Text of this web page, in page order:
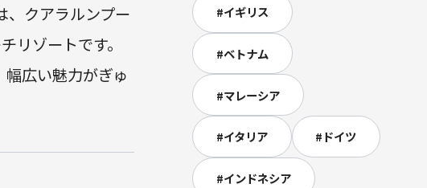
、クアラルンプー
リゾートです。
広い魅力がぎゅ
#イギリス
#ベトナム
#マレーシア
#イタリア #ドイツ
#インドネシア